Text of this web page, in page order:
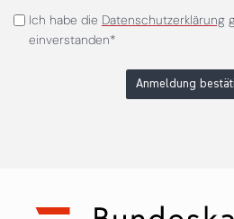
Ich habe die Datenschutzerklärung
einverstanden*
Anmeldung